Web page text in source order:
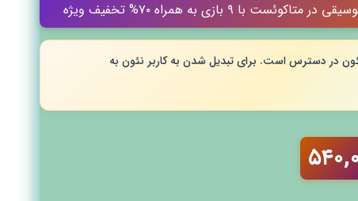
۹ بازی به همراه ۷۰% تخفیف ویژه
در دسترس است. برای تبدیل شدن به کاربر نئون به